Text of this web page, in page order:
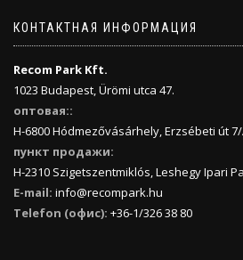
КОНТАКТНАЯ ИНФОРМАЦИЯ
Recom Park Kft.
1023 Budapest, Ürömi utca 47.
оптовая::
H-6800 Hódmezővásárhely, Erzsébeti út 7/
пункт продажи:
H-2310 Szigetszentmiklós, Leshegy Ipari
E-mail: info@recompark.hu
Telefon (офис): +36-1/326 38 80